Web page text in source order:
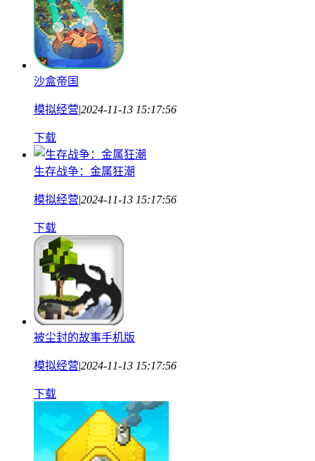
沙盒帝国
模拟经营|2024-11-13 15:17:56
下载
生存战争：金属狂潮
模拟经营|2024-11-13 15:17:56
下载
被尘封的故事手机版
模拟经营|2024-11-13 15:17:56
下载